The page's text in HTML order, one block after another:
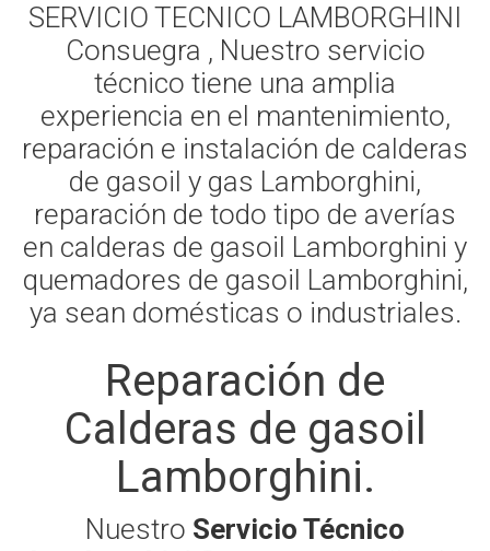
SERVICIO TECNICO LAMBORGHINI
Consuegra , Nuestro servicio
técnico tiene una amplia
experiencia en el mantenimiento,
reparación e instalación de calderas
de gasoil y gas Lamborghini,
reparación de todo tipo de averías
en calderas de gasoil Lamborghini y
quemadores de gasoil Lamborghini,
ya sean domésticas o industriales.
Reparación de
Calderas de gasoil
Lamborghini.
Nuestro Servicio Técnico